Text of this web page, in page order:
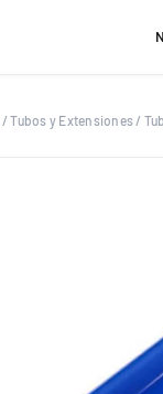
/Tubos y Extensiones /